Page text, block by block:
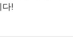
다!